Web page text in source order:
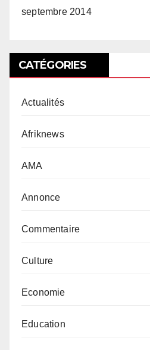
septembre 2014
CATÉGORIES
Actualités
Afriknews
AMA
Annonce
Commentaire
Culture
Economie
Education